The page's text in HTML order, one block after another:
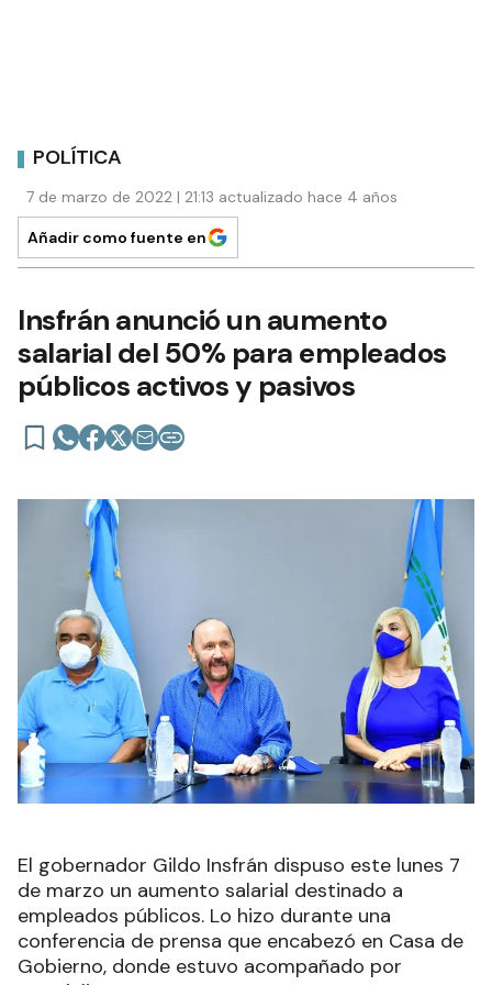
POLÍTICA
7 de marzo de 2022 | 21:13 actualizado hace 4 años
Añadir como fuente en
Insfrán anunció un aumento
salarial del 50% para empleados
públicos activos y pasivos
El gobernador Gildo Insfrán dispuso este lunes 7
de marzo un aumento salarial destinado a
empleados públicos. Lo hizo durante una
conferencia de prensa que encabezó en Casa de
Gobierno, donde estuvo acompañado por